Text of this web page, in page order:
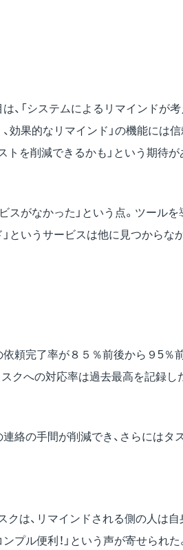
、「システムによるリマインドが
効果的なリマインド」の機能には
を削減できるかも」という期待が
スがなかった」という点。ツール
というサービスは他に見つからな
頼完了率が８５％前後から９5
クへの対応率は過去最高を記録し
絡の手間が削減でき、さらには
は、リマインドされる側の人は
プル便利！」という声が寄せられた